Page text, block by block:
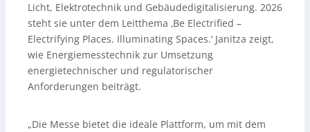
Licht, Elektrotechnik und Gebäudedigitalisierung. 2026
steht sie unter dem Leitthema ‚Be Electrified –
Electrifying Places. Illuminating Spaces.‘ Janitza zeigt,
wie Energiemesstechnik zur Umsetzung
energietechnischer und regulatorischer
Anforderungen beiträgt.
„Die Messe bietet die ideale Plattform, um mit dem